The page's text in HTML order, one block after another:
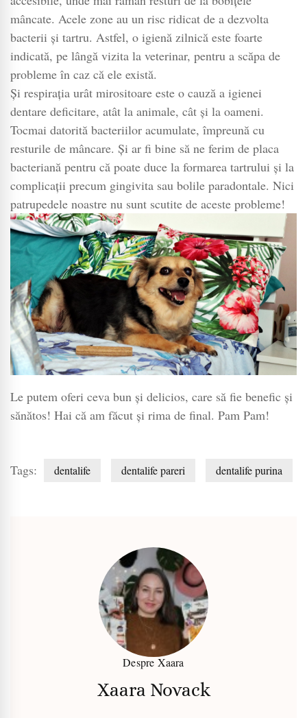
mâncate. Acele zone au un risc ridicat de a dezvolta
bacterii și tartru. Astfel, o igienă zilnică este foarte
indicată, pe lângă vizita la veterinar, pentru a scăpa de
probleme în caz că ele există.
Și respirația urât mirositoare este o cauză a igienei
dentare deficitare, atât la animale, cât și la oameni.
Tocmai datorită bacteriilor acumulate, împreună cu
resturile de mâncare. Și ar fi bine să ne ferim de placa
bacteriană pentru că poate duce la formarea tartrului și la
complicații precum gingivita sau bolile paradontale. Nici
patrupedele noastre nu sunt scutite de aceste probleme!
Le putem oferi ceva bun și delicios, care să fie benefic și
sănătos! Hai că am făcut și rima de final. Pam Pam!
Tags: dentalife dentalife pareri dentalife purina
Despre Xaara
Xaara Novack